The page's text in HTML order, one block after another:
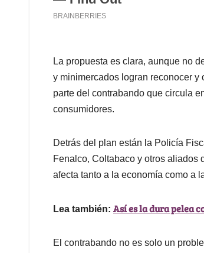
La propuesta es clara, aunque no
y minimercados logran reconocer y
parte del contrabando que circula
consumidores.
Detrás del plan están la Policía
Fenalco, Coltabaco y otros aliados
afecta tanto a la economía como a
Lea también: Así es la dura pelea
El contrabando no es solo un